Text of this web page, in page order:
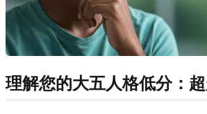
理解您的大五人格低分：